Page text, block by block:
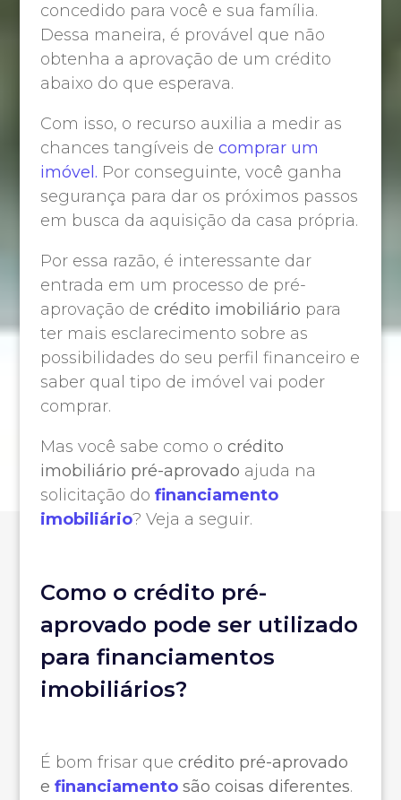
concedido para você e sua família.
Dessa maneira, é provável que não
obtenha a aprovação de um crédito
abaixo do que esperava.
Com isso, o recurso auxilia a medir as
chances tangíveis de comprar um
imóvel. Por conseguinte, você ganha
segurança para dar os próximos passos
em busca da aquisição da casa própria.
Por essa razão, é interessante dar
entrada em um processo de pré-
aprovação de crédito imobiliário para
ter mais esclarecimento sobre as
possibilidades do seu perfil financeiro e
saber qual tipo de imóvel vai poder
comprar.
Mas você sabe como o crédito
imobiliário pré-aprovado ajuda na
solicitação do financiamento
imobiliário? Veja a seguir.
Como o crédito pré-
aprovado pode ser utilizado
para financiamentos
imobiliários?
É bom frisar que crédito pré-aprovado
e financiamentosão coisas diferentes.